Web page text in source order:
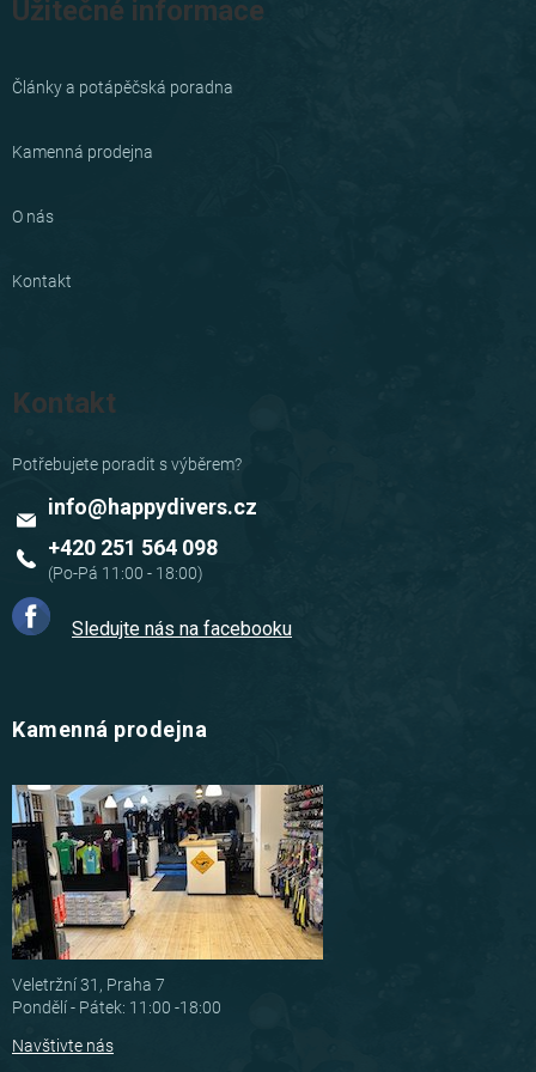
Užitečné informace
Články a potápěčská poradna
Kamenná prodejna
O nás
Kontakt
Kontakt
info@happydivers.cz
+420 251 564 098
Sledujte nás na facebooku
Kamenná prodejna
Veletržní 31, Praha 7
Pondělí - Pátek: 11:00 -18:00
Navštivte nás